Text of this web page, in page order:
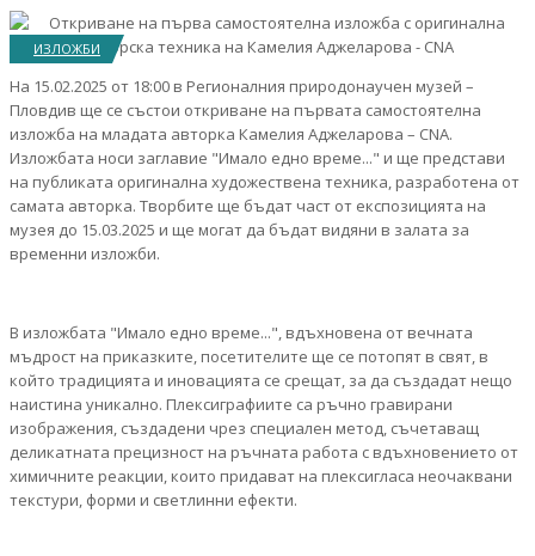
ИЗЛОЖБИ
На 15.02.2025 от 18:00 в Регионалния природонаучен музей –
Пловдив ще се състои откриване на първата самостоятелна
изложба на младата авторка Камелия Аджеларова – CNA.
Изложбата носи заглавие "Имало едно време..." и ще представи
на публиката оригинална художествена техника, разработена от
самата авторка. Творбите ще бъдат част от експозицията на
музея до 15.03.2025 и ще могат да бъдат видяни в залата за
временни изложби.
В изложбата "Имало едно време...", вдъхновена от вечната
мъдрост на приказките, посетителите ще се потопят в свят, в
който традицията и иновацията се срещат, за да създадат нещо
наистина уникално. Плексиграфиите са ръчно гравирани
изображения, създадени чрез специален метод, съчетаващ
деликатната прецизност на ръчната работа с вдъхновението от
химичните реакции, които придават на плексигласа неочаквани
текстури, форми и светлинни ефекти.